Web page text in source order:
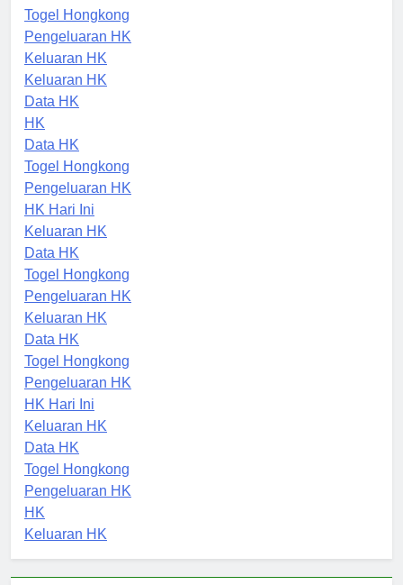
HK Malam Ini
Togel Hongkong
Pengeluaran HK
Keluaran HK
Keluaran HK
Data HK
HK
Data HK
Togel Hongkong
Pengeluaran HK
HK Hari Ini
Keluaran HK
Data HK
Togel Hongkong
Pengeluaran HK
Keluaran HK
Data HK
Togel Hongkong
Pengeluaran HK
HK Hari Ini
Keluaran HK
Data HK
Togel Hongkong
Pengeluaran HK
HK